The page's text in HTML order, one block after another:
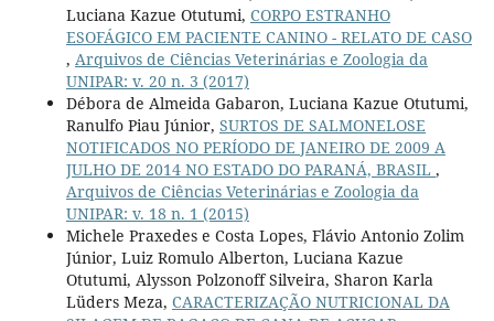
Luciana Kazue Otutumi, CORPO ESTRANHO
ESOFÁGICO EM PACIENTE CANINO - RELATO DE CASO
, Arquivos de Ciências Veterinárias e Zoologia da
UNIPAR: v. 20 n. 3 (2017)
Débora de Almeida Gabaron, Luciana Kazue Otutumi,
Ranulfo Piau Júnior, SURTOS DE SALMONELOSE
NOTIFICADOS NO PERÍODO DE JANEIRO DE 2009 A
JULHO DE 2014 NO ESTADO DO PARANÁ, BRASIL ,
Arquivos de Ciências Veterinárias e Zoologia da
UNIPAR: v. 18 n. 1 (2015)
Michele Praxedes e Costa Lopes, Flávio Antonio Zolim
Júnior, Luiz Romulo Alberton, Luciana Kazue
Otutumi, Alysson Polzonoff Silveira, Sharon Karla
Lüders Meza, CARACTERIZAÇÃO NUTRICIONAL DA